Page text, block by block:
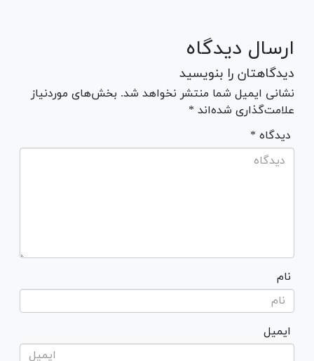
ارسال دیدگاه
دیدگاهتان را بنویسید
نشانی ایمیل شما منتشر نخواهد شد. بخش‌های موردنیاز
علامت‌گذاری شده‌اند *
* دیدگاه
نام
ایمیل